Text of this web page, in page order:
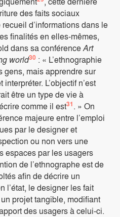
des faits sociaux
d’informations dans le
finalités en elles-mêmes,
dans sa conférenceArt
world30 : « L’ethnographie
gens, mais apprendre sur
L’objectif n’est
être un type de vie à
comme il est31. » On
majeure entre l’emploi
par le designer et
ou non vers une
espaces par les usagers
de l’ethnographe est de
afin de décrire un
l’état, le designer les fait
projet tangible, modifiant
des usagers à celui-ci.